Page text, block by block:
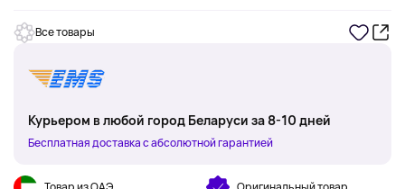
Все товары
Курьером в любой город Беларуси за 8-10 дней
Бесплатная доставка с абсолютной гарантией